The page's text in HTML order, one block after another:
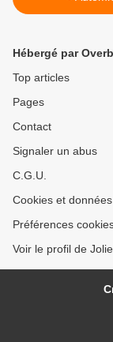
Hébergé par
Top articles
Pages
Contact
Signaler un abus
C.G.U.
Cookies et
Préférences
Voir le profil de